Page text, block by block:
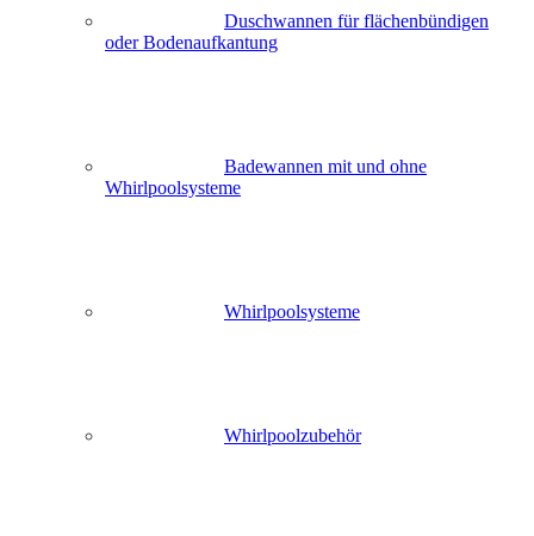
Duschwannen für flächenbündigen
oder Bodenaufkantung
Badewannen mit und ohne
Whirlpoolsysteme
Whirlpoolsysteme
Whirlpoolzubehör